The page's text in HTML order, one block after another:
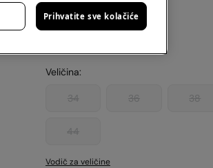
Boja: Kaki
Veličina:
34 36 38
44
Vodič za veličine
Prihvatite sve kolačiće